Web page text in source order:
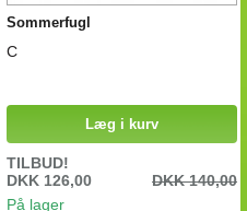
Sommerfugl
C
Læg i kurv
TILBUD!
DKK 126,00
DKK 140,00
På lager